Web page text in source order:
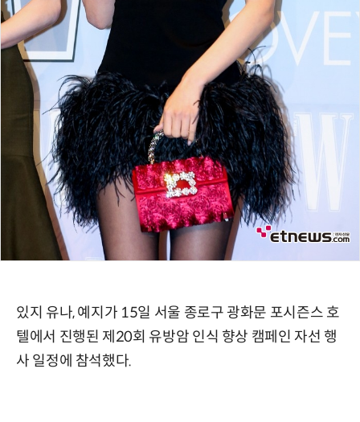
있지 유나, 예지가 15일 서울 종로구 광화문 포시즌스 호
텔에서 진행된 제20회 유방암 인식 향상 캠페인 자선 행
사 일정에 참석했다.